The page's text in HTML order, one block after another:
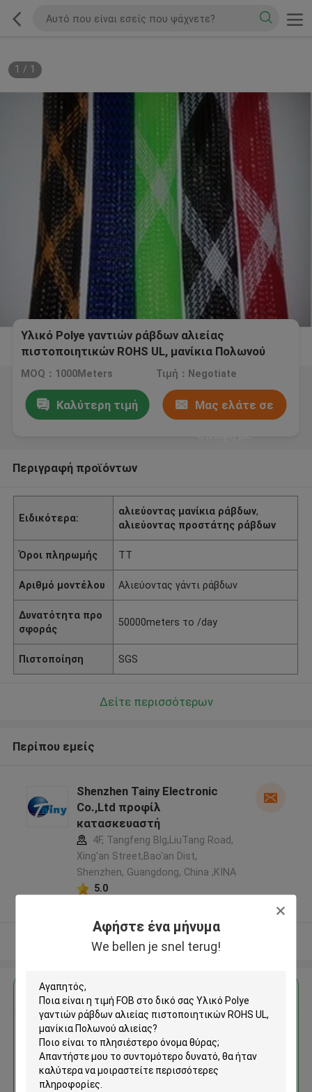
Αφήστε ένα μήνυμα
We bellen je snel terug!
1 / 1
Υλικό Polye γαντιών ράβδων αλιείας
πιστοποιητικών ROHS UL, μανίκια Πολωνού
αλιείας
MOQ：1000Meters Τιμή：Negotiate
Καλύτερη τιμή Μας ελάτε σε
Περιγραφή προϊόντων
Ειδικότερα:
αλιεύοντας μανίκια ράβδων,
αλιεύοντας προστάτης ράβδων
Όροι πληρωμής TT
Αριθμό μοντέλου Αλιεύοντας γάντι ράβδων
Δυνατότητα προ
σφοράς
50000meters το /day
Πιστοποίηση SGS
Δείτε περισσότερων
Περίπου εμείς
Shenzhen Tainy Electronic
Co.,Ltd προφίλ
κατασκευαστή
4F, Tangfeng Blg,LiuTang Road,
Xing'an Street,Bao'an Dist,
Shenzhen, Guangdong, China ,ΚΙΝΑ
5.0
Δείτε περισσότερων
Αποκτήστε την καλύτερη τιμή για
Υλικό Polye γαντιών ράβδων
αλιείας πιστοποιητικών ROHS
UL, μανίκια Πολωνού αλιείας